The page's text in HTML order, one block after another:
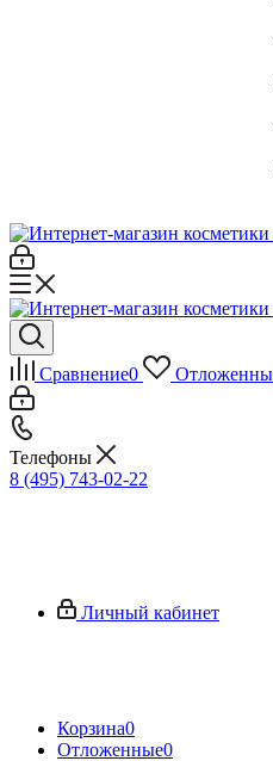
Сравнение0
Телефоны
8 (495) 743-02-22
Личный кабинет
Корзина0
Отложенные0